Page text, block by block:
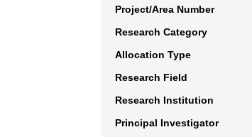
Project/Area Number
Research Category
Allocation Type
Research Field
Research Institution
Principal Investigator